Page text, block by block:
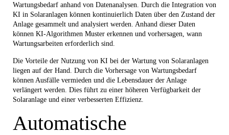
Wartungsbedarf anhand von Datenanalysen. Durch die Integration von
KI in Solaranlagen können kontinuierlich Daten über den Zustand der
Anlage gesammelt und analysiert werden. Anhand dieser Daten
können KI-Algorithmen Muster erkennen und vorhersagen, wann
Wartungsarbeiten erforderlich sind.
Die Vorteile der Nutzung von KI bei der Wartung von Solaranlagen
liegen auf der Hand. Durch die Vorhersage von Wartungsbedarf
können Ausfälle vermieden und die Lebensdauer der Anlage
verlängert werden. Dies führt zu einer höheren Verfügbarkeit der
Solaranlage und einer verbesserten Effizienz.
Automatische